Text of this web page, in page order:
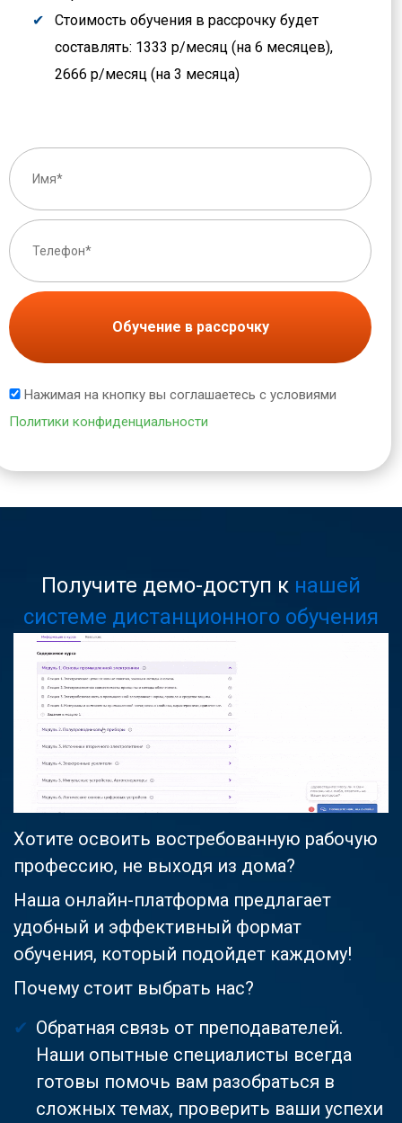
Стоимость обучения в рассрочку будет
составлять: 1333 р/месяц (на 6 месяцев),
2666 р/месяц (на 3 месяца)
Обучение в рассрочку
Нажимая на кнопку вы соглашаетесь с условиями
Политики конфиденциальности
Получите демо-доступ к нашей
системе дистанционного обучения
Хотите освоить востребованную рабочую
профессию, не выходя из дома?
Наша онлайн-платформа предлагает
удобный и эффективный формат
обучения, который подойдет каждому!
Почему стоит выбрать нас?
Обратная связь от преподавателей.
Наши опытные специалисты всегда
готовы помочь вам разобраться в
сложных темах, проверить ваши успехи